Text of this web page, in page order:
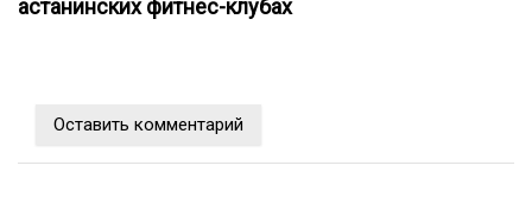
астанинских фитнес-клубах
Оставить комментарий